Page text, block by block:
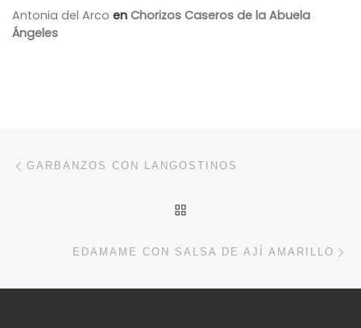
Antonia del Arco en Chorizos Caseros de la Abuela
Ángeles
Navegación de entradas
GARBANZOS CON LANGOSTINOS
EDAMAME CON SALSA DE AJÍ AMARILLO